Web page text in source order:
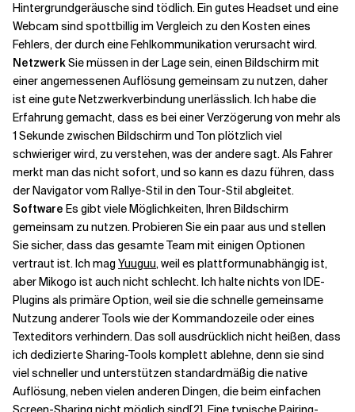
Hintergrundgeräusche sind tödlich. Ein gutes Headset und eine
Webcam sind spottbillig im Vergleich zu den Kosten eines
Fehlers, der durch eine Fehlkommunikation verursacht wird.
NetzwerkSie müssen in der Lage sein, einen Bildschirm mit
einer angemessenen Auflösung gemeinsam zu nutzen, daher
ist eine gute Netzwerkverbindung unerlässlich. Ich habe die
Erfahrung gemacht, dass es bei einer Verzögerung von mehr als
1 Sekunde zwischen Bildschirm und Ton plötzlich viel
schwieriger wird, zu verstehen, was der andere sagt. Als Fahrer
merkt man das nicht sofort, und so kann es dazu führen, dass
der Navigator vom Rallye-Stil in den Tour-Stil abgleitet.
Software Es gibt viele Möglichkeiten, Ihren Bildschirm
gemeinsam zu nutzen. Probieren Sie ein paar aus und stellen
Sie sicher, dass das gesamte Team mit einigen Optionen
vertraut ist. Ich mag Yuuguu, weil es plattformunabhängig ist,
aber Mikogo ist auch nicht schlecht. Ich halte nichts von IDE-
Plugins als primäre Option, weil sie die schnelle gemeinsame
Nutzung anderer Tools wie der Kommandozeile oder eines
Texteditors verhindern. Das soll ausdrücklich nicht heißen, dass
ich dedizierte Sharing-Tools komplett ablehne, denn sie sind
viel schneller und unterstützen standardmäßig die native
Auflösung, neben vielen anderen Dingen, die beim einfachen